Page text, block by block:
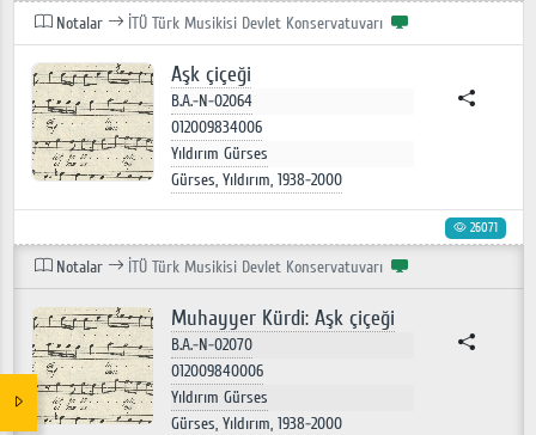
Notalar İTÜ Türk Musikisi Devlet Konservatuvarı
Aşk çiçeği
B.A.-N-02064
012009834006
Yıldırım Gürses
Gürses, Yıldırım, 1938-2000
26071
Notalar İTÜ Türk Musikisi Devlet Konservatuvarı
Muhayyer Kürdi: Aşk çiçeği
B.A.-N-02070
012009840006
Yıldırım Gürses
Gürses, Yıldırım, 1938-2000